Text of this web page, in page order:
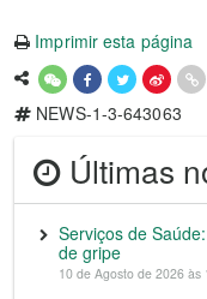
Imprimir esta página
NEWS-1-3-643063
Últimas
Serviços de
de gripe
10 de Agosto de 2026 às